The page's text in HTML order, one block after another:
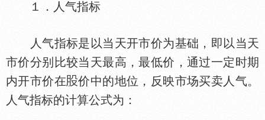
１．人气指标
人气指标是以当天开市价为基础，即以当天
市价分别比较当天最高，最低价，通过一定时期
内开市价在
价中的地位，反映市场买卖人气。
人气指标的计算公式为：